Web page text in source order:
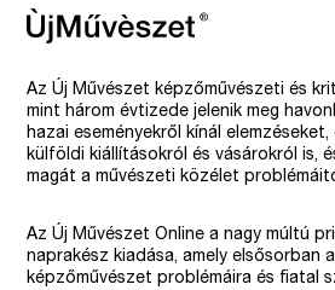
Az Új Művészet képzőművészeti és
mint három évtizede jelenik meg
hazai eseményekről kínál
külföldi kiállításokról és vásárokról is,
magát a művészeti közélet
Az Új Művészet Online a nagy múltú
naprakész kiadása, amely elsősorban
képzőművészet problémáira és fiatal